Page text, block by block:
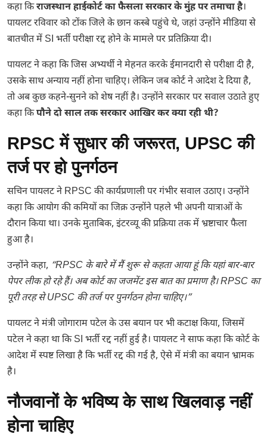
कहा किराजस्थान हाईकोर्ट का फैसला सरकार के मुंह पर तमाचा है।
पायलट रविवार को टोंक जिले के छान कस्बे पहुंचे थे, जहां उन्होंने मीडिया से
बातचीत में SI भर्ती परीक्षा रद्द होने के मामले पर प्रतिक्रिया दी।
पायलट ने कहा कि जिस अभ्यर्थी ने मेहनत करके ईमानदारी से परीक्षा दी है,
उसके साथ अन्याय नहीं होना चाहिए। लेकिन जब कोर्ट ने आदेश दे दिया है,
तो अब कुछ कहने-सुनने को शेष नहीं है। उन्होंने सरकार पर सवाल उठाते हुए
कहा किपौने दो साल तक सरकार आखिर कर क्या रही थी?
RPSC में सुधार की जरूरत, UPSC की
तर्ज पर हो पुनर्गठन
सचिन पायलट ने RPSC की कार्यप्रणाली पर गंभीर सवाल उठाए। उन्होंने
कहा कि आयोग की कमियों का जिक्र उन्होंने पहले भी अपनी यात्राओं के
दौरान किया था। उनके मुताबिक, इंटरव्यू की प्रक्रिया तक में भ्रष्टाचार फैला
हुआ है।
उन्होंने कहा, “RPSC के बारे में मैं शुरू से कहता आया हूं कि यहां बार-बार
पेपर लीक हो रहे हैं। अब कोर्ट का जजमेंट इस बात का प्रमाण है। RPSC का
पूरी तरह से UPSC की तर्ज पर पुनर्गठन होना चाहिए।”
पायलट ने मंत्री जोगाराम पटेल के उस बयान पर भी कटाक्ष किया, जिसमें
पटेल ने कहा था कि SI भर्ती रद्द नहीं हुई है। पायलट ने साफ कहा कि कोर्ट के
आदेश में स्पष्ट लिखा है कि भर्ती रद्द की गई है, ऐसे में मंत्री का बयान भ्रामक
है।
नौजवानों के भविष्य के साथ खिलवाड़ नहीं
होना चाहिए